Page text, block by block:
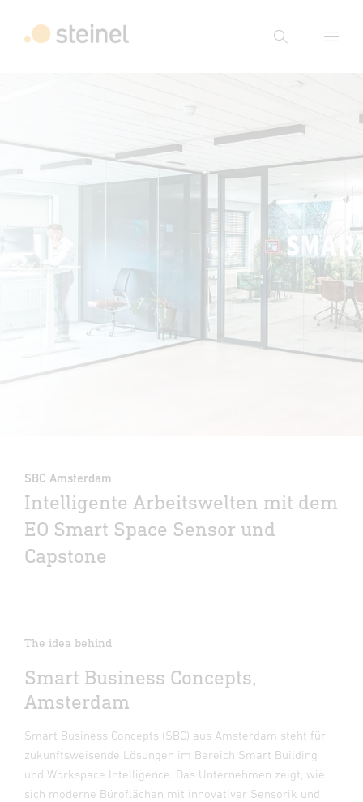
Suche
SBC Amsterdam
Intelligente Arbeitswelten mit dem
EO Smart Space Sensor und
Capstone
The idea behind
Smart Business Concepts,
Amsterdam
Smart Business Concepts (SBC) aus Amsterdam steht für
zukunftsweisende Lösungen im Bereich Smart Building
und Workspace Intelligence. Das Unternehmen zeigt, wie
sich moderne Büroflächen mit innovativer Sensorik und